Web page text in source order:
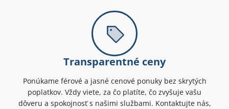
Transparentné ceny
Ponúkame férové a jasné cenové ponuky bez skrytých
poplatkov. Vždy viete, za čo platíte, čo zvyšuje vašu
dôveru a spokojnosť s našimi službami. Kontaktujte nás,